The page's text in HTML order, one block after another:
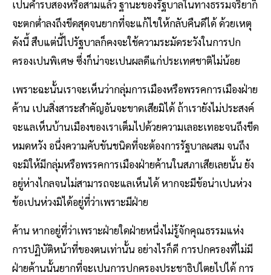
เปนคำรบสองหรือสามแล้ว ฐานะของรัฐบาลในทางธรรมจริยาก็
จะตกต่ำลงถึงขีดสุดจนยากที่จะแก้ไขให้กลับคืนดีได้ ด้วยเหตุ
ดังนี้ สืบแต่นี้ไปรัฐบาลก็คงจะใช้ความระมัดระวังในการปก
ครองเปนพิเศษ ซึ่งก็น่าจะเปนผลดีแก่ประเทศชาติไม่น้อย
เพราะฉะนั้นเราจะเห็นว่ากลุ่มการเมืองหรือพรรคการเมืองฝ่าย
ค้าน เปนสิ่งสาระสำคัญอันจะขาดเสียมิได้ ถ้าเรายังไม่ประสงค์
จะแลเห็นบ้านเมืองของเราเต็มไปด้วยความเลอะเทอะจนถึงขีด
หมดหวัง อนึ่งความคับขันชนิดที่จะต้องการรัฐบาลผสม จนถึง
จะมิให้มีกลุ่มหรือพรรคการเมืองฝ่ายค้านในสภาเสียเลยนั้น ยัง
อยู่ห่างไกลจนไม่สามารถจะแลเห็นได้ หากจะมีข้อน่าเปนห่วง
ข้อเปนห่วงมิได้อยู่ที่ว่าเพราะมีฝ่าย
ค้าน หากอยู่ที่ว่าเพราะฝ่ายใดฝ่ายหนึ่งไม่รู้จักคุณธรรมแห่ง
การปฏิบัติหน้าที่ของตนเท่านั้น อย่างไรก็ดี การปกครองที่ไม่มี
ฝ่ายค้านนั้นยากที่จะเปนการปกครองประชาธิปไตยไปได้ การ